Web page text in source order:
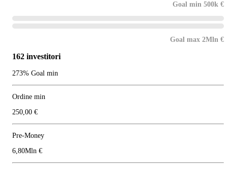
Goal min 500k €
Goal max 2Mln €
162 investitori
273% Goal min
Ordine min
250,00 €
Pre-Money
6,80Mln €